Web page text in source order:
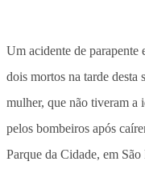
Um acidente de parapente
dois mortos na tarde
mulher, que não tiveram a
pelos bombeiros após
Parque da Cidade, em